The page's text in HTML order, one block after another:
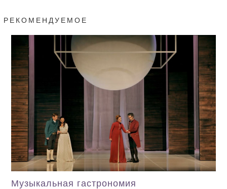
РЕКОМЕНДУЕМОЕ
Музыкальная гастрономия